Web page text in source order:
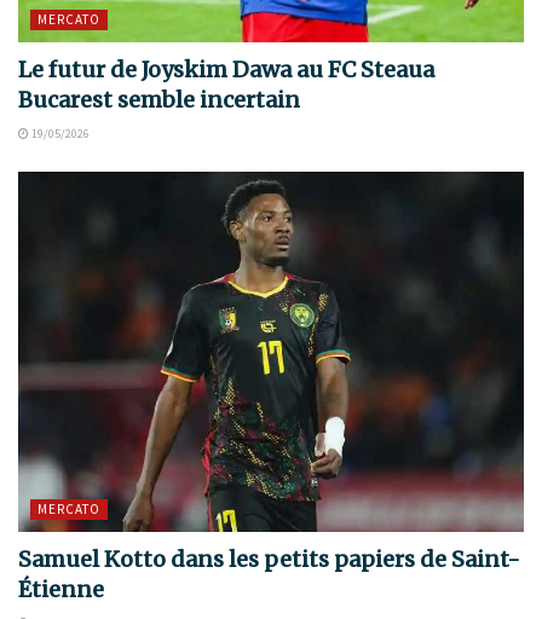
MERCATO
Le futur de Joyskim Dawa au FC Steaua
Bucarest semble incertain
19/05/2026
MERCATO
Samuel Kotto dans les petits papiers de Saint-
Étienne